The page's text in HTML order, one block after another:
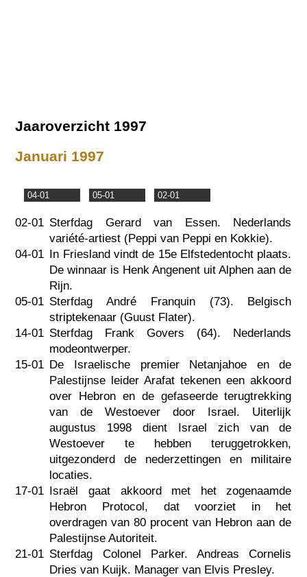
Jaaroverzicht 1997
Januari 1997
04-01 05-01 02-01
02-01 Sterfdag Gerard van Essen. Nederlands
variété-artiest (Peppi van Peppi en Kokkie).
04-01 In Friesland vindt de 15e Elfstedentocht plaats.
De winnaar is Henk Angenent uit Alphen aan de
Rijn.
05-01 Sterfdag André Franquin (73). Belgisch
striptekenaar (Guust Flater).
14-01 Sterfdag Frank Govers (64). Nederlands
modeontwerper.
15-01 De Israelische premier Netanjahoe en de
Palestijnse leider Arafat tekenen een akkoord
over Hebron en de gefaseerde terugtrekking
van de Westoever door Israel. Uiterlijk
augustus 1998 dient Israel zich van de
Westoever te hebben teruggetrokken,
uitgezonderd de nederzettingen en militaire
locaties.
17-01 Israël gaat akkoord met het zogenaamde
Hebron Protocol, dat voorziet in het
overdragen van 80 procent van Hebron aan de
Palestijnse Autoriteit.
21-01 Sterfdag Colonel Parker. Andreas Cornelis
Dries van Kuijk. Manager van Elvis Presley.